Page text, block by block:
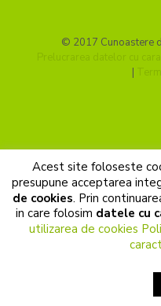
© 2017 Cunoastere
Prelucrarea datelor cu
|
Acest site foloseste
presupune acceptarea
de cookies. Prin
in care folosim datele cu
utilizarea de cookies